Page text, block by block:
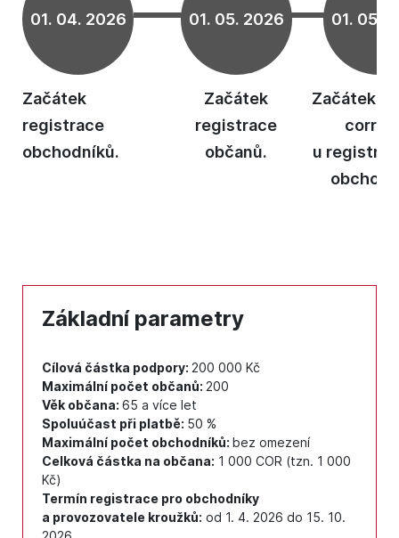
01. 04. 2026
Začátek
registrace
obchodníků.
01. 05. 2026
Začátek
registrace
občanů.
01. 05.
Začátek
u
Základní parametry
Cílová částka podpory: 200 000 Kč
Maximální počet občanů: 200
Věk občana: 65 a více let
Spoluúčast při platbě: 50 %
Maximální počet obchodníků: bez omezení
Celková částka na občana: 1 000 COR (tzn. 1 000
Kč)
Termín registrace pro obchodníky
a provozovatele kroužků: od 1. 4. 2026 do 15. 10.